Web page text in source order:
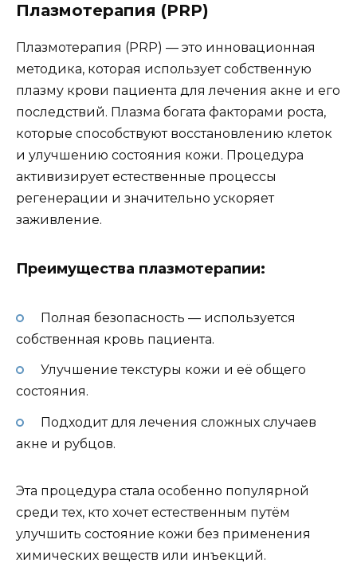
Плазмотерапия (PRP)
Плазмотерапия (PRP) — это инновационная
методика, которая использует собственную
плазму крови пациента для лечения акне и его
последствий. Плазма богата факторами роста,
которые способствуют восстановлению клеток
и улучшению состояния кожи. Процедура
активизирует естественные процессы
регенерации и значительно ускоряет
заживление.
Преимущества плазмотерапии:
Полная безопасность — используется
собственная кровь пациента.
Улучшение текстуры кожи и её общего
состояния.
Подходит для лечения сложных случаев
акне и рубцов.
Эта процедура стала особенно популярной
среди тех, кто хочет естественным путём
улучшить состояние кожи без применения
химических веществ или инъекций.